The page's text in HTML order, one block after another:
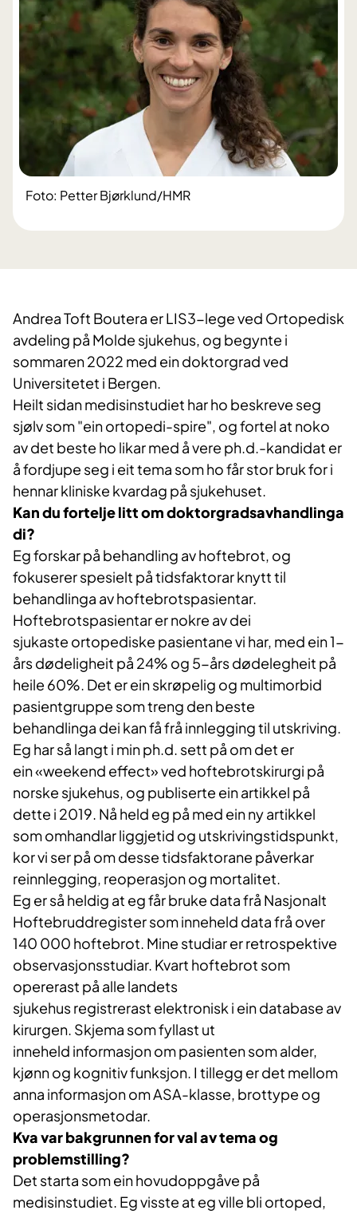
Foto: Petter Bjørklund/HMR
​Andrea Toft Boutera er LIS3-lege ved Ortopedisk
avdeling på Molde sjukehus, og begynte i
sommaren 2022 med ein doktorgrad ved
Universitetet i Bergen.​​​
Heilt sidan medisinstudiet har ho beskreve seg
sjølv som "ein ortopedi-spire", og fortel at noko
av det beste ho likar med å vere ph.d.-kandidat er
å fordjupe seg i eit tema som ho får stor bruk for i
hennar kliniske kvardag på sjukehuset.
Kan du fortelje litt om doktorgradsavhandlinga
di?
​Eg forskar på behandling av hoftebrot, og
fokuserer spesielt på tidsfaktorar knytt til
behandlinga av hoftebrotspasientar.
Hoftebrotspasientar er nokre av dei​
sjukaste ortopediske pasientane vi har, med ein 1-
års dødeligheit på 24% og 5-års dødelegheit på
heile 60%. Det er ein skrøpelig og multimorbid
pasientgruppe som treng den beste
behandlinga dei kan få frå innlegging til utskriving.
Eg har så langt i min ph.d. sett på om det er
ein «weekend effect» ved hoftebrotskirurgi på
norske sjukehus, og publiserte ein artikkel på
dette i 2019. Nå held eg på med ein ny artikkel
som omhandl​ar liggjetid og utskrivingstidspunkt,
kor vi ser på om desse tidsfaktorane påverkar
reinnlegging, reoperasjon og mortalitet.
Eg er så heldig at eg får bruke data frå Nasjonalt
Hoftebruddregister som inneheld data frå over
140 000 hoftebrot. Mine studiar er retrospektive
observasjonsstudiar. Kvart hoftebrot som
opererast på alle landets
sjukehus registrerast elektronisk i ein database av
kirurgen. Skjema som fyllast ut
inneheld informasjon om pasienten som alder,
kjønn og kognitiv funksjon. I tillegg er det mellom
anna informasjon om ASA-klasse, brottype og
operasjonsmetodar.
Kva var bakgrunnen for val av tema og
problemstilling?
Det starta som ein hovudoppgåve på
medisinstudiet. Eg visste at eg ville bli ortoped,